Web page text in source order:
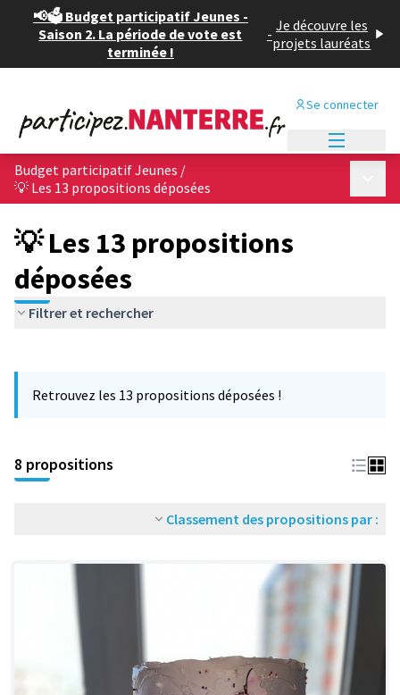
📢🗳️ Budget participatif Jeunes -
Saison 2. La période de vote est
terminée !
- Je découvre les
projets lauréats
Se connecter
Budget participatif Jeunes /
💡 Les 13 propositions déposées
💡 Les 13 propositions
déposées
Filtrer et rechercher
−
Retrouvez les 13 propositions déposées !
8 propositions
Classement des propositions par :